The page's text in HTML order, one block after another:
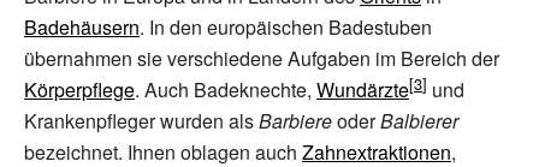
Badehäusern. In den europäischen Badestuben
übernahmen sie verschiedene Aufgaben im Bereich der
Körperpflege. Auch Badeknechte, Wundärzte
und
Krankenpfleger wurden alsBarbiereoderBalbierer
bezeichnet. Ihnen oblagen auch Zahnextraktionen,